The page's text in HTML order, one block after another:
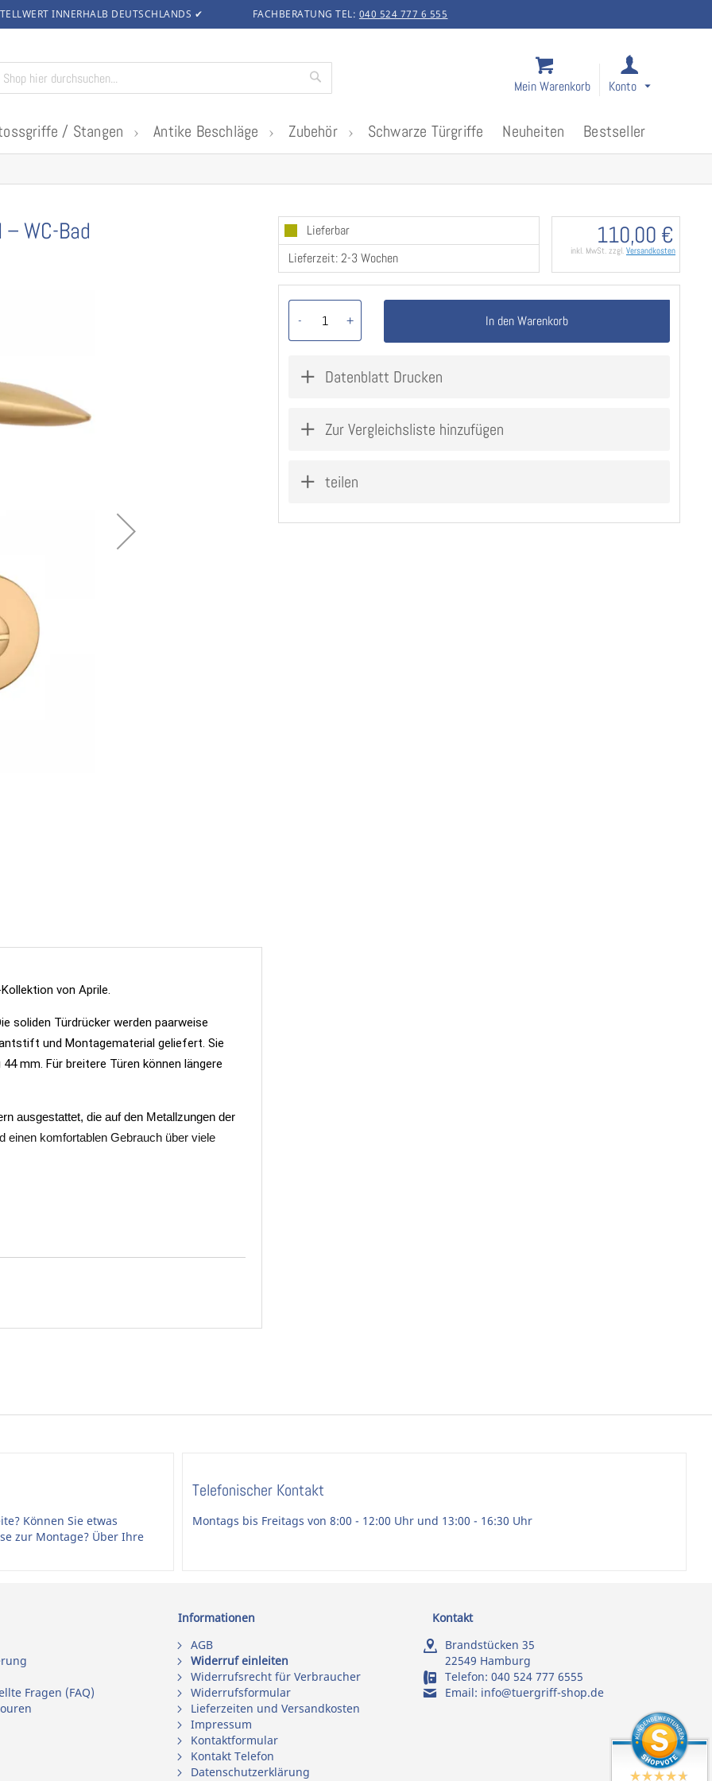
INNERHALB DEUTSCHLANDS ✔ FACHBERATUNG TEL: 040 524 777 6 555
Konto
Mein Warenkorb
Suche
/ Stangen Antike Beschläge Zubehör Schwarze Türgriffe Neuheiten Bestseller
– WC-Bad
von Aprile.
soliden Türdrücker werden paarweise
und Montagematerial geliefert. Sie
mm. Für breitere Türen können längere
ausgestattet, die auf den Metallzungen der
einen komfortablen Gebrauch über viele
Lieferbar
Lieferzeit: 2-3 Wochen
110,00 €
inkl. MwSt. zzgl. Versandkosten
- + In den Warenkorb
Datenblatt Drucken
Zur Vergleichsliste hinzufügen
teilen
Können Sie etwas
zur Montage? Über Ihre
Telefonischer Kontakt
Montags bis Freitags von 8:00 - 12:00 Uhr und 13:00 - 16:30 Uhr
Fragen (FAQ)
Informationen
AGB
Widerruf einleiten
Widerrufsrecht für Verbraucher
Widerrufsformular
Lieferzeiten und Versandkosten
Impressum
Kontaktformular
Kontakt Telefon
Datenschutzerklärung
Kontakt
Brandstücken 35
22549 Hamburg
Telefon: 040 524 777 6555
Email: info@tuergriff-shop.de